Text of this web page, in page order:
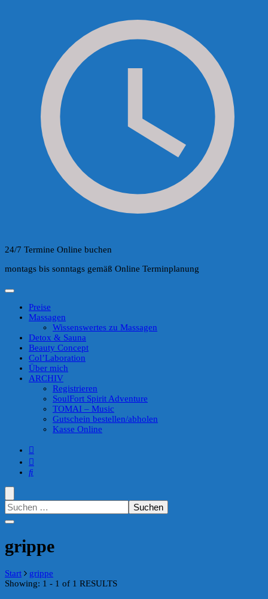
24/7 Termine Online buchen
montags bis sonntags gemäß Online Terminplanung
Preise
Massagen
Wissenswertes zu Massagen
Detox & Sauna
Beauty Concept
Col’Laboration
Über mich
ARCHIV
Registrieren
SoulFort Spirit Adventure
TOMAI – Music
Gutschein bestellen/abholen
Kasse Online
Suchen
nach:
grippe
Start
grippe
Showing: 1 - 1 of 1 RESULTS